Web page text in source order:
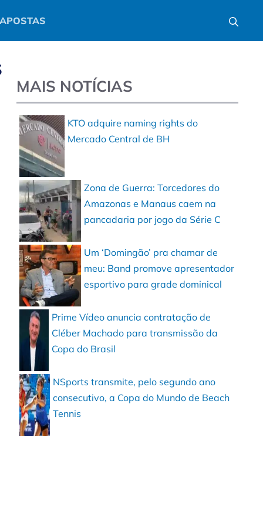
APOSTAS
MAIS NOTÍCIAS
KTO adquire naming rights do
Mercado Central de BH
Zona de Guerra: Torcedores do
Amazonas e Manaus caem na
pancadaria por jogo da Série C
Um ‘Domingão’ pra chamar de
meu: Band promove apresentador
esportivo para grade dominical
Prime Vídeo anuncia contratação de
Cléber Machado para transmissão da
Copa do Brasil
NSports transmite, pelo segundo ano
consecutivo, a Copa do Mundo de Beach
Tennis